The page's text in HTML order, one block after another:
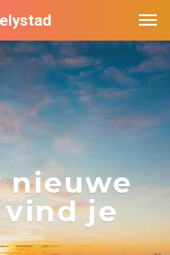
nieuwe
je
in Lelystad
in Lelystad